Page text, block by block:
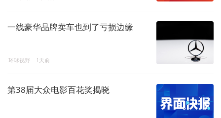
一线豪华品牌卖车也到了亏损边缘
环球视野 1天前
第38届大众电影百花奖揭晓